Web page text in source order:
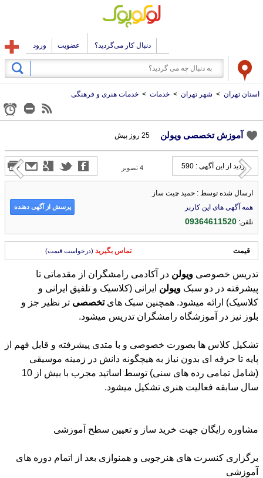
دنبال کار می‌گردید؟ عضویت ورود
استان تهران > شهر تهران > خدمات > خدمات هنری و فرهنگی
آموزش تخصصی ویولن 25 روز پیش
4 تصویر بازدید از این آگهی : 590
ارسال شده توسط : حمید چیت ساز
همه آگهی های این کاربر
تلفن:09364611520
پرسش از آگهی دهنده
قیمت تماس بگیرید (درخواست قیمت)
تدریس خصوصی ویولن در آکادمی رامشگران از مقدماتی تا
پیشرفته در دو سبک ویولن ایرانی (کلاسیک و تلفیق ایرانی و
کلاسیک) ارائه میشود. همچنین سبک هایتخصصی تر نظیر جز و
بلوز نیز در آموزشگاه رامشگران تدریس میشود.
تشکیل کلاس ها بصورت خصوصی و با متدی پیشرفته و قابل فهم از
پایه تا حرفه ای بدون نیاز به هیچگونه دانش در زمینه موسیقی
(شامل تمامی رده های سنی) توسط اساتید مجرب با بیش از 10
سال سابقه فعالیت هنری تشکیل میشود.
مشاوره رایگان جهت خرید ساز و تعیین سطح آموزشی
برگزاری کنسرت های هنرجویی و همنوازی بعد از اتمام دوره های
آموزشی